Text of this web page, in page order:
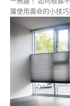
簾使用壽命的小技巧